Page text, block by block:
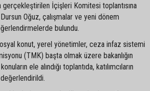
gerçekleştirilen İçişleri Komitesi toplantısına
Oğuz, çalışmalar ve yeni dönem
bulundu.
konut, yerel yönetimler, ceza infaz sistemi
(TMK) başta olmak üzere bakanlığın
ele alındığı toplantıda, katılımcıların